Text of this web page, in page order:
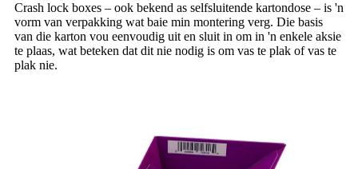
Crash lock boxes – ook bekend as selfsluitende kartondose – is 'n
vorm van verpakking wat baie min montering verg. Die basis
van die karton vou eenvoudig uit en sluit in om in 'n enkele aksie
te plaas, wat beteken dat dit nie nodig is om vas te plak of vas te
plak nie.